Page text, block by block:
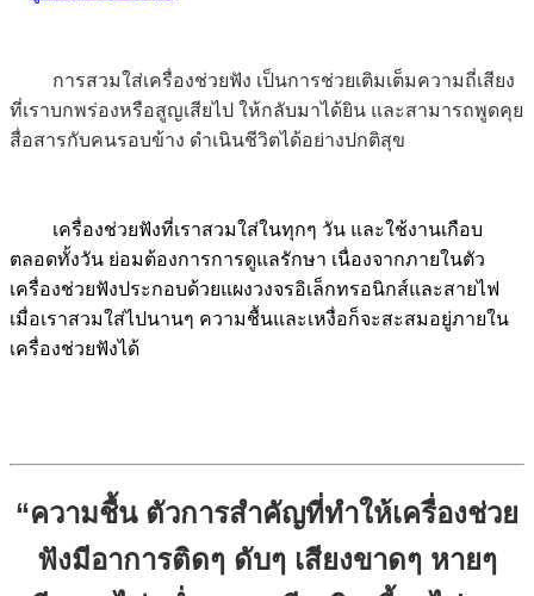
การสวมใส่เครื่องช่วยฟัง เป็นการช่วยเติมเต็มความถี่เสียง
ที่เราบกพร่องหรือสูญเสียไป ให้กลับมาได้ยิน และสามารถพูดคุย
สื่อสารกับคนรอบข้าง ดำเนินชีวิตได้อย่างปกติสุข
เครื่องช่วยฟังที่เราสวมใส่ในทุกๆ วัน และใช้งานเกือบ
ตลอดทั้งวัน ย่อมต้องการการดูแลรักษา เนื่องจากภายในตัว
เครื่องช่วยฟังประกอบด้วยแผงวงจรอิเล็กทรอนิกส์และสายไฟ
เมื่อเราสวมใส่ไปนานๆ ความชื้นและเหงื่อก็จะสะสมอยู่ภายใน
เครื่องช่วยฟังได้
“ความชื้น ตัวการสำคัญที่ทำให้เครื่องช่วย
ฟังมีอาการติดๆ ดับๆ เสียงขาดๆ หายๆ